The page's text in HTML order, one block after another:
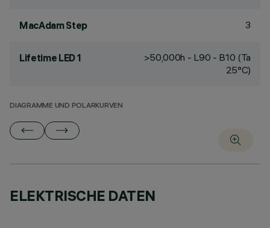
MacAdam Step 3
Lifetime LED 1
>50,000h - L90 - B10 (Ta
25°C)
DIAGRAMME UND POLARKURVEN
ELEKTRISCHE DATEN